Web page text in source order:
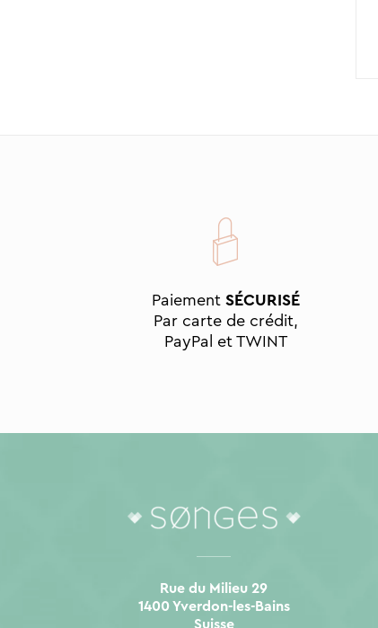
PaiementSÉCURISÉ
Par carte de crédit,
PayPal et TWINT
Rue du Milieu 29
1400 Yverdon-les-Bains
Suisse